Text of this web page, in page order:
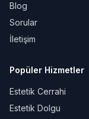
Blog
Sorular
İletişim
Popüler Hizmetler
Estetik Cerrahi
Estetik Dolgu